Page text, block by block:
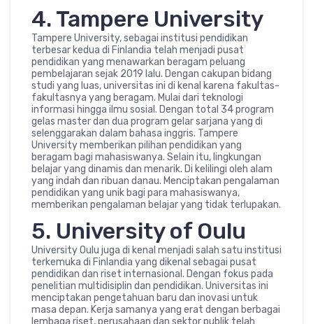
4. Tampere University
Tampere University, sebagai institusi pendidikan
terbesar kedua di Finlandia telah menjadi pusat
pendidikan yang menawarkan beragam peluang
pembelajaran sejak 2019 lalu. Dengan cakupan bidang
studi yang luas, universitas ini di kenal karena fakultas-
fakultasnya yang beragam. Mulai dari teknologi
informasi hingga ilmu sosial. Dengan total 34 program
gelas master dan dua program gelar sarjana yang di
selenggarakan dalam bahasa inggris. Tampere
University memberikan pilihan pendidikan yang
beragam bagi mahasiswanya. Selain itu, lingkungan
belajar yang dinamis dan menarik. Di kelilingi oleh alam
yang indah dan ribuan danau. Menciptakan pengalaman
pendidikan yang unik bagi para mahasiswanya,
memberikan pengalaman belajar yang tidak terlupakan.
5. University of Oulu
University Oulu juga di kenal menjadi salah satu institusi
terkemuka di Finlandia yang dikenal sebagai pusat
pendidikan dan riset internasional. Dengan fokus pada
penelitian multidisiplin dan pendidikan. Universitas ini
menciptakan pengetahuan baru dan inovasi untuk
masa depan. Kerja samanya yang erat dengan berbagai